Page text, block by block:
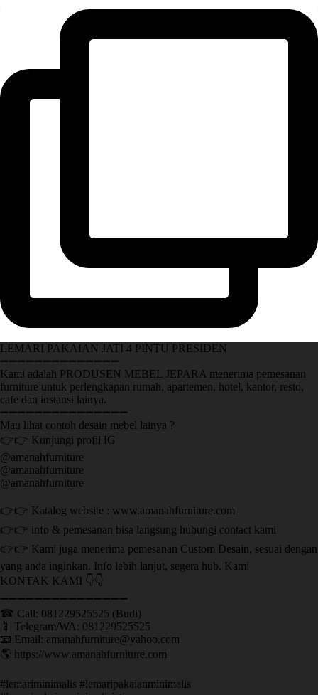
LEMARI PAKAIAN JATI 4 PINTU PRESIDEN
➖➖➖➖➖➖➖➖➖➖➖➖➖➖
Kami adalah PRODUSEN MEBEL JEPARA menerima pemesanan
furniture untuk perlengkapan rumah, apartemen, hotel, kantor, resto,
cafe dan instansi lainya.
➖➖➖➖➖➖➖➖➖➖➖➖➖➖➖
Mau lihat contoh desain mebel lainya ?
👉👉 Kunjungi profil IG
@amanahfurniture
@amanahfurniture
@amanahfurniture
👉👉 Katalog website : www.amanahfurniture.com
👉👉 info & pemesanan bisa langsung hubungi contact kami
👉👉 Kami juga menerima pemesanan Custom Desain, sesuai dengan
yang anda inginkan. Info lebih lanjut, segera hub. Kami
KONTAK KAMI 👇👇
➖➖➖➖➖➖➖➖➖➖➖➖➖➖➖ ㅤ
☎ Call: 081229525525 (Budi)
📱 Telegram/WA: 081229525525
📧 Email: amanahfurniture@yahoo.com
🌎 https://www.amanahfurniture.com
#lemariminimalis #lemaripakaianminimalis